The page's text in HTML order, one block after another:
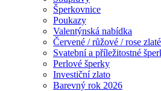
Šperkovnice
Poukazy
Valentýnská nabídka
Červené / růžové / rose
Svatební a příležitostné
Perlové šperky
Investiční zlato
Barevný rok 2026